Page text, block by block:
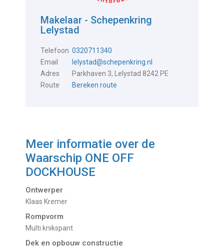
Makelaar - Schepenkring
Lelystad
Telefoon 0320711340
Email
lelystad@schepenkring.nl
Adres
Parkhaven 3, Lelystad 8242 PE
Route
Bereken route
Meer informatie over de
Waarschip ONE OFF
DOCKHOUSE
Ontwerper
Klaas Kremer
Rompvorm
Multi knikspant
Dek en opbouw constructie